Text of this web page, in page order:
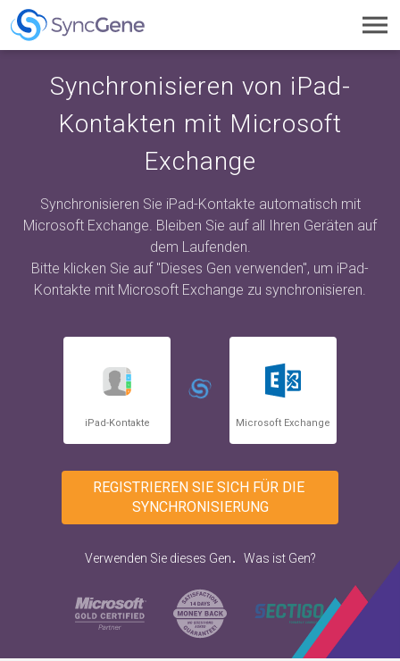
Synchronisieren von iPad-
Kontakten mit Microsoft
Exchange
Synchronisieren Sie iPad-Kontakte automatisch mit
Microsoft Exchange. Bleiben Sie auf all Ihren Geräten auf
dem Laufenden.
Bitte klicken Sie auf "Dieses Gen verwenden", um iPad-
Kontakte mit Microsoft Exchange zu synchronisieren.
iPad-Kontakte Microsoft Exchange
REGISTRIEREN SIE SICH FÜR DIE
SYNCHRONISIERUNG
Verwenden Sie dieses Gen. Was ist Gen?